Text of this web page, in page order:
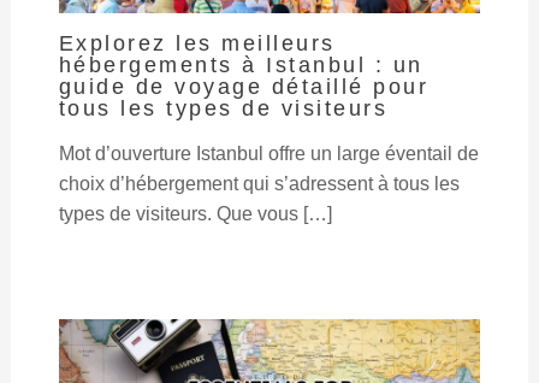
Explorez les meilleurs
hébergements à Istanbul : un
guide de voyage détaillé pour
tous les types de visiteurs
Mot d’ouverture Istanbul offre un large éventail de
choix d’hébergement qui s’adressent à tous les
types de visiteurs. Que vous […]